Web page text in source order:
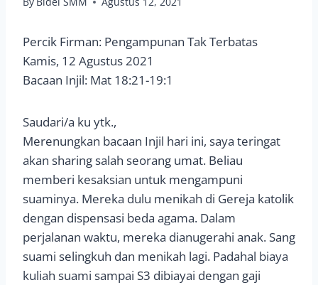
Percik Firman: Pengampunan Tak Terbatas
Kamis, 12 Agustus 2021
Bacaan Injil: Mat 18:21-19:1
Saudari/a ku ytk.,
Merenungkan bacaan Injil hari ini, saya teringat
akan sharing salah seorang umat. Beliau
memberi kesaksian untuk mengampuni
suaminya. Mereka dulu menikah di Gereja katolik
dengan dispensasi beda agama. Dalam
perjalanan waktu, mereka dianugerahi anak. Sang
suami selingkuh dan menikah lagi. Padahal biaya
kuliah suami sampai S3 dibiayai dengan gaji